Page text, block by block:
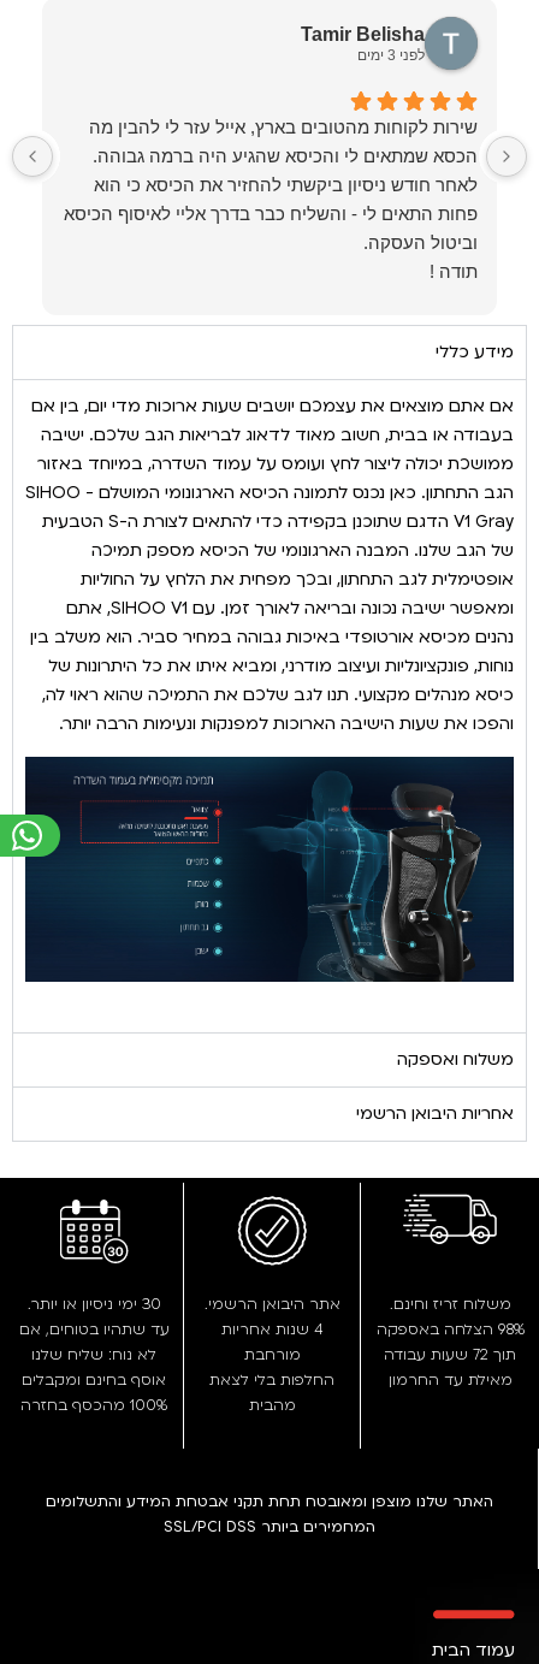
Tamir Belisha
לפני 3 ימים
שירות לקוחות מהטובים בארץ, אייל עזר לי להבין מה
לאחר חודש ניסיון ביקשתי להחזיר את הכיסא כי הוא
פחות התאים לי - והשליח כבר בדרך אליי לאיסוף הכיסא
תודה !
מידע כללי
אם אתם מוצאים את עצמכם יושבים שעות ארוכות מדי יום, בין אם
בעבודה או בבית, חשוב מאוד לדאוג לבריאות הגב שלכם. ישיבה
ממושכת יכולה ליצור לחץ ועומס על עמוד השדרה, במיוחד באזור
הגב התחתון. כאן נכנס לתמונה הכיסא הארגונומי המושלם - SIHOO
V1 Gray הדגם שתוכנן בקפידה כדי להתאים לצורת ה-S הטבעית
של הגב שלנו. המבנה הארגונומי של הכיסא מספק תמיכה
אופטימלית לגב התחתון, ובכך מפחית את הלחץ על החוליות
ומאפשר ישיבה נכונה ובריאה לאורך זמן. עם SIHOO V1, אתם
נהנים מכיסא אורטופדי באיכות גבוהה במחיר סביר. הוא משלב בין
נוחות, פונקציונליות ועיצוב מודרני, ומביא איתו את כל היתרונות של
כיסא מנהלים מקצועי. תנו לגב שלכם את התמיכה שהוא ראוי לה,
והפכו את שעות הישיבה הארוכות למפנקות ונעימות הרבה יותר.
משלוח ואספקה
אחריות היבואן הרשמי
משלוח זריז וחינם.
98% הצלחה באספקה
תוך 72 שעות עבודה
מאילת עד החרמון
אתר היבואן הרשמי.
4 שנות אחריות
מורחבת
החלפות בלי לצאת
מהבית
30 ימי ניסיון או יותר.
עד שתהיו בטוחים, אם
לא נוח: שליח שלנו
אוסף בחינם ומקבלים
100% מהכסף בחזרה
האתר שלנו מוצפן ומאובטח תחת תקני אבטחת המידע והתשלומים
המחמירים ביותר SSL/PCI DSS
עמוד הבית